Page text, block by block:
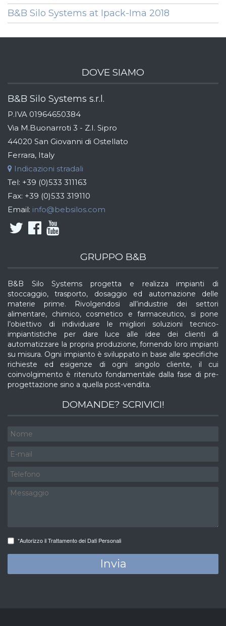
B&B Silo Systems at Ipack-Ima 2018
DOVE SIAMO
B&B Silo Systems s.r.l.
P.IVA 01964650384
Via M.Buonarroti 3 - Z.I. Sipro
44020 San Giovanni di Ostellato
Ferrara, Italy
Indicazioni stradali
Tel: +39 (0)533 311163
Fax: +39 (0)533 319110
Email: info@bebsilos.com
GRUPPO B&B
B&B Silo Systems progetta e realizza impianti di
stoccaggio, trasporto, dosaggio ed automazione delle
materie prime. Rivolgendosi all’industrie dei settori
alimentare, chimico, cosmetico e farmaceutico, si pone
l’obiettivo di individuare le migliori soluzioni tecnico-
impiantistiche per dare luce alle idee dei clienti di
automatizzare la propria produzione, fornendo loro impianti
su misura. Ogni impianto è sviluppato in base alle specifiche
richieste ed esigenze di ogni singolo cliente, il cui
coinvolgimento è ritenuto fondamentale dalla fase di pre-
progettazione sino a quella post-vendita.
DOMANDE? SCRIVICI!
*Autorizzo il Trattamento dei Dati Personali